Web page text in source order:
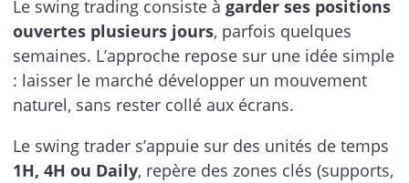
Le swing trading consiste à garder ses positions
ouvertes plusieurs jours, parfois quelques
semaines. L’approche repose sur une idée simple
: laisser le marché développer un mouvement
naturel, sans rester collé aux écrans.
Le swing trader s’appuie sur des unités de temps
1H, 4H ou Daily, repère des zones clés (supports,